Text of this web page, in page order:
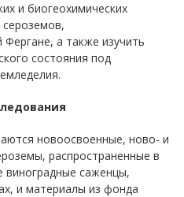
и биогеохимических
а также изучить
состояния под
новоосвоенные, ново- и
распространенные в
виноградные саженцы,
и материалы из фонда